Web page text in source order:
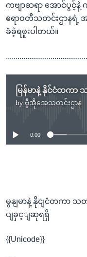
ကဗျာဆရာ အောင်ပွင့်နဲ့
ဧရာဝတီသတင်းဌာနရဲ့ အ
ခံခဲ့ရဖူးပါတယ်။
by ဗွီအိုအေသတင်းဌာန
No
0:00
မွနျမာနဲ့ နိုငျငံတကာ သ
ပျခှင့ျဆုရရှိ
{{Unicode}}